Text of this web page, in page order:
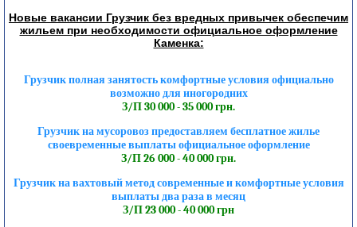
Новые вакансии Грузчик без вредных привычек обеспечим
жильем при необходимости официальное оформление
Каменка:
Грузчик полная занятость комфортные условия официально
возможно для иногородних
З/П 30 000 - 35 000 грн.
Грузчик на мусоровоз предоставляем бесплатное жилье
своевременные выплаты официальное оформление
З/П 26 000 - 40 000 грн.
Грузчик на вахтовый метод современные и комфортные условия
выплаты два раза в месяц
З/П 23 000 - 40 000 грн